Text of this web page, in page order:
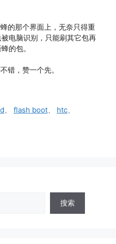
的那个界面上，无奈只得重
电脑识别，只能刷其它包再
的包。
错，赞一个先。
、 flash boot、 htc、
搜索